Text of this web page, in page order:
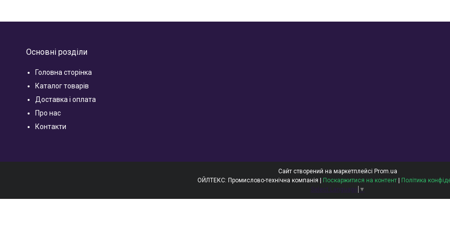
Основні розділи
Головна сторінка
Каталог товарів
Доставка і оплата
Про нас
Контакти
Сайт створений на маркетплейсі Prom.ua
ОЙЛТЕКС: Промислово-технічна компанія | Поскаржитися на контент | Політика
Select Language ▼